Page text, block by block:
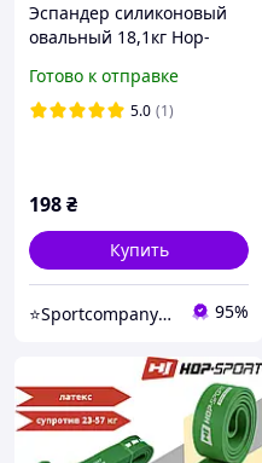
Эспандер силиконовый
овальный 18,1кг Hop-
синий,Эспандер для рук,
Эспандер кистевой
Готово к отправке
5.0 (1)
198₴
Купить
⭐️Sportcompany⭐️ Інтернет магазин спортивних товарів⭐️ 95%